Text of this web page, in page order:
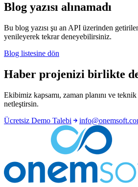
Blog yazısı alınamadı
Bu blog yazısı şu an API üzerinden
yenileyerek tekrar deneyebilirsiniz.
Blog listesine dön
Haber projenizi birlikte
Ekibimiz kapsamı, zaman planını ve
netleştirsin.
Ücretsiz Demo Talebi